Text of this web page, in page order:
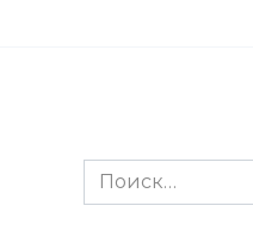
Search
for: